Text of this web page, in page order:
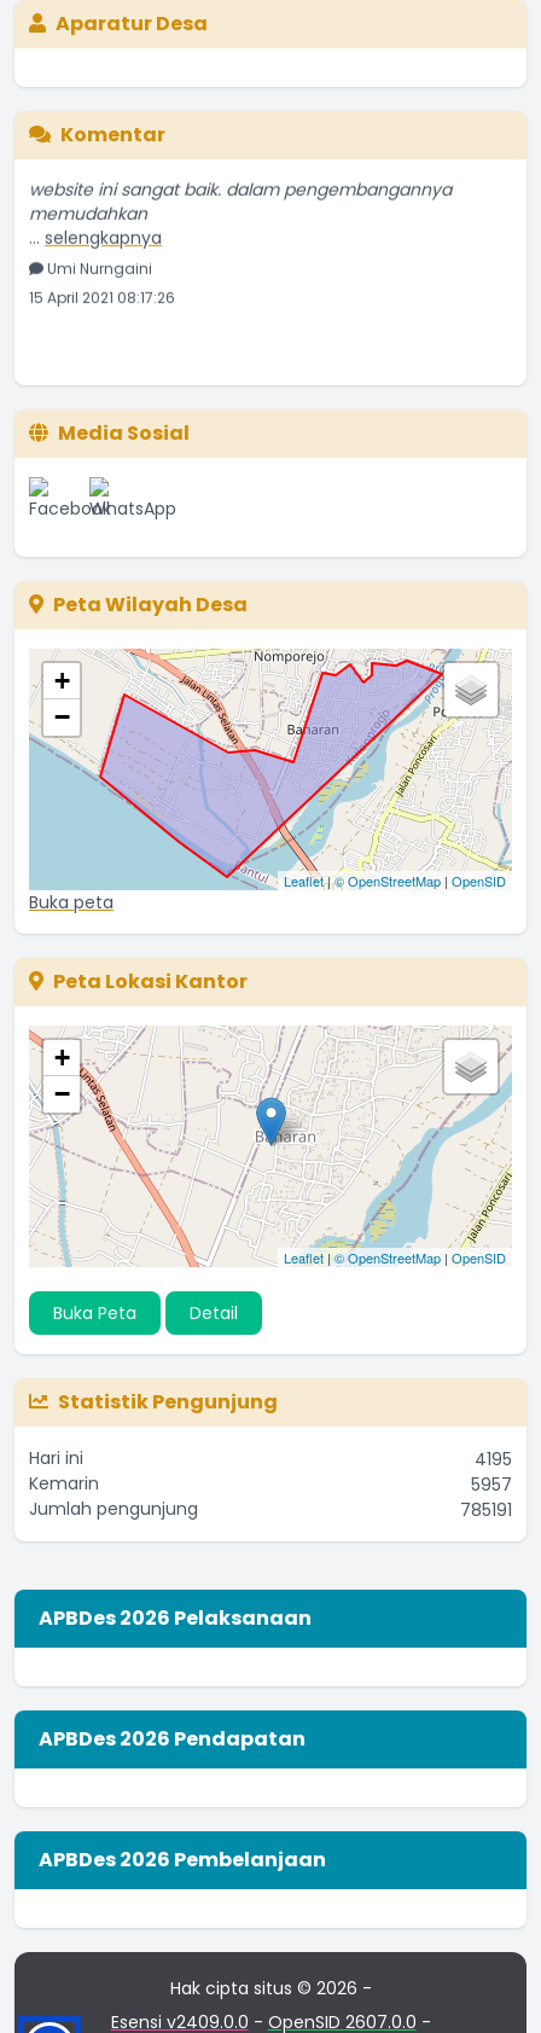
Aparatur Desa
Komentar
website ini sangat baik. dalam pengembangannya
memudahkan
...selengkapnya
Media Sosial
Peta Wilayah Desa
+
−
Leaflet|© OpenStreetMap | OpenSID
Buka peta
Peta Lokasi Kantor
+
−
Leaflet|© OpenStreetMap| OpenSID
Buka Peta Detail
Statistik Pengunjung
Hari ini
4195
Kemarin
5957
Jumlah pengunjung
785191
APBDes 2026 Pelaksanaan
APBDes 2026 Pendapatan
APBDes 2026 Pembelanjaan
Hak cipta situs © 2026 -
Esensi v2409.0.0 - OpenSID 2607.0.0 -